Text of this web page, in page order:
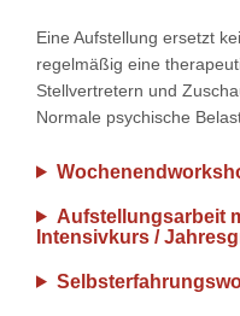
Eine Aufstellung ersetzt
regelmäßig eine
Stellvertretern und
Normale psychische
Aufstellungsarbeit
Intensivkurs /